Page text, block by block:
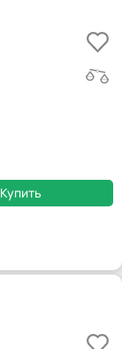
Купить